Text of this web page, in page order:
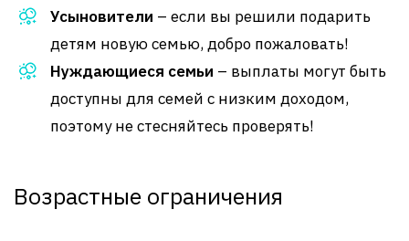
Усыновители – если вы решили подарить
детям новую семью, добро пожаловать!
Нуждающиеся семьи – выплаты могут быть
доступны для семей с низким доходом,
поэтому не стесняйтесь проверять!
Возрастные ограничения